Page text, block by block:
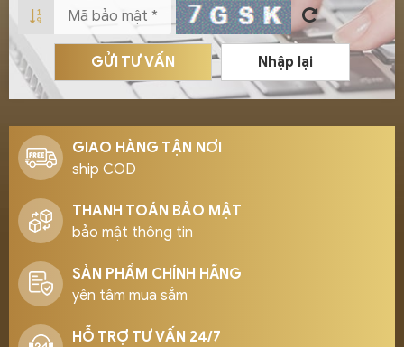
GỬI TƯ VẤN Nhập lại
GIAO HÀNG TẬN NƠI
ship COD
THANH TOÁN BẢO MẬT
bảo mật thông tin
SẢN PHẨM CHÍNH HÃNG
yên tâm mua sắm
HỖ TRỢ TƯ VẤN 24/7